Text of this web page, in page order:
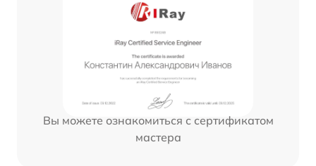
Вы можете ознакомиться с сертификатом
мастера